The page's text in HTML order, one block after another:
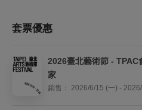
套票優惠
2026臺北藝術節 - TPAC
家
銷售： 2026/6/15 (一) -